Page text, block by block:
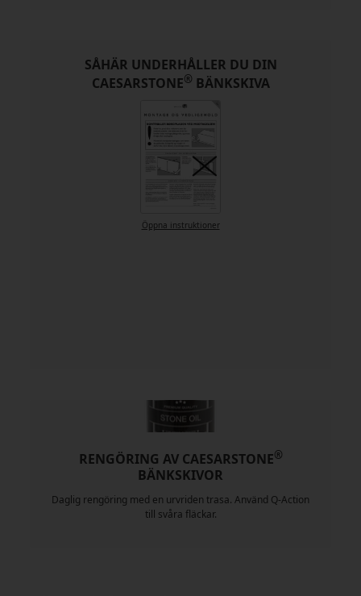
SÅHÄR UNDERHÅLLER DU DIN
CAESARSTONE® BÄNKSKIVA
Öppna instruktioner
RENGÖRING AV CAESARSTONE®
BÄNKSKIVOR
Daglig rengöring med en urvriden trasa. Använd Q-Action
till svåra fläckar.